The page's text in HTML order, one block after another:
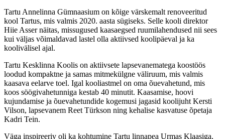
Tartu Annelinna Gümnaasium on kõige värskemalt renoveeritud
kool Tartus, mis valmis 2020. aasta sügiseks. Selle kooli direktor
Hiie Asser näitas, missugused kaasaegsed ruumilahendused nii sees
kui väljas võimaldavad lastel olla aktiivsed koolipäeval ja ka
koolivälisel ajal.
Tartu Kesklinna Koolis on aktiivsete lapsevanematega koostöös
loodud kompaktne ja samas mitmekülgne väliruum, mis valmis
kaasava eelarve toel. Igal kooliastmel on oma õuevahetund, mis
koos söögivahetunniga kestab 40 minutit. Kaasamise, hoovi
kujundamise ja õuevahetundide kogemusi jagasid koolijuht Kersti
Vilson, lapsevanem Reet Türkson ning kehalise kasvatuse õpetaja
Kadri Tein.
Väga inspireeriv oli ka kohtumine Tartu linnapea Urmas Klaasiga,